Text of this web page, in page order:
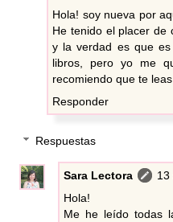
Hola! soy nueva por
He tenido el placer de
y la verdad es que
libros, pero yo me
recomiendo que te
Responder
Respuestas
Sara Lectora
13
Hola!
Me he leído todas